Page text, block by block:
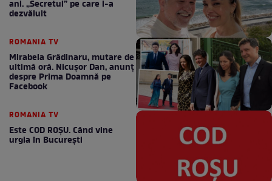
ani. „Secretul” pe care l-a
dezvăluit
ROMANIA TV
Mirabela Grădinaru, mutare de
ultimă oră. Nicuşor Dan, anunţ
despre Prima Doamnă pe
Facebook
ROMANIA TV
Este COD ROŞU. Când vine
urgia în Bucureşti